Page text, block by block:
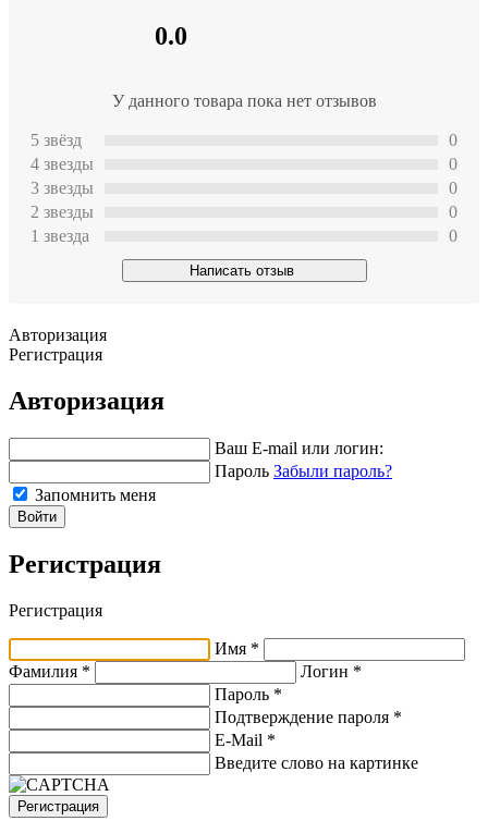
0.0
У данного товара пока нет отзывов
5 звёзд
4 звeзды
3 звeзды
2 звeзды
1 звeзда
0
0
0
0
0
Написать отзыв
Авторизация
Регистрация
Авторизация
Ваш E-mail или логин:
Пароль Забыли пароль?
Запомнить меня
Войти
Регистрация
Регистрация
Имя *
Фамилия *
Логин *
Пароль *
Подтверждение пароля *
E-Mail *
Введите слово на картинке
Регистрация